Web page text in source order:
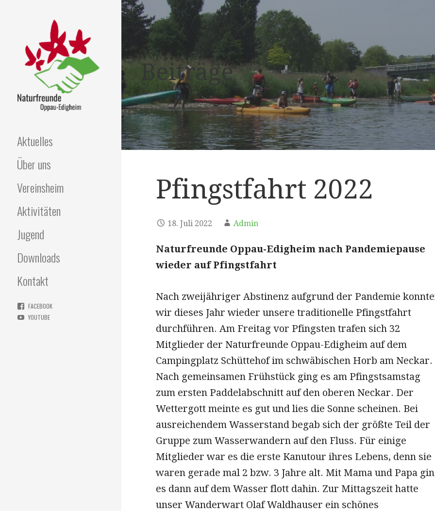
Zum
Inhalt
springen
OPPAU-EDIGHEIM
Aktuelles
Über uns
Vereinsheim
Aktivitäten
Jugend
Downloads
Kontakt
FACEBOOK
YOUTUBE
Beiträge
Pfingstfahrt 2022
18. Juli 2022 Admin
Naturfreunde Oppau-Edigheim nach Pandemiepause
wieder auf Pfingstfahrt
Nach zweijähriger Abstinenz aufgrund der Pandemie
wir dieses Jahr wieder unsere traditionelle Pfingstfahrt
durchführen. Am Freitag vor Pfingsten trafen sich 32
Mitglieder der Naturfreunde Oppau-Edigheim auf dem
Campingplatz Schüttehof im schwäbischen Horb am Neckar.
Nach gemeinsamen Frühstück ging es am Pfingstsamstag
zum ersten Paddelabschnitt auf den oberen Neckar. Der
Wettergott meinte es gut und lies die Sonne scheinen. Bei
ausreichendem Wasserstand begab sich der größte Teil der
Gruppe zum Wasserwandern auf den Fluss. Für einige
Mitglieder war es die erste Kanutour ihres Lebens, denn sie
waren gerade mal 2 bzw. 3 Jahre alt. Mit Mama und Papa
es dann auf dem Wasser flott dahin. Zur Mittagszeit hatte
unser Wanderwart Olaf Waldhauser ein schönes